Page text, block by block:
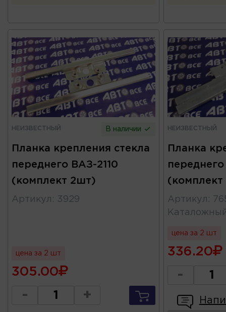
НЕИЗВЕСТНЫЙ В наличии
Планка крепления стекла
переднего ВАЗ-2110
(комплект 2шт)
Артикул : 3929
цена за 2 шт
305.00
- +
НЕИЗВЕСТНЫЙ
Планка
Артикул :
цена за 2 шт
336.20
-